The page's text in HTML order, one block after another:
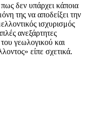
δεν υπάρχει κάποια
της να αποδείξει την
ισχυρισμός
ανεξάρτητες
γεωλογικού και
είπε σχετικά.